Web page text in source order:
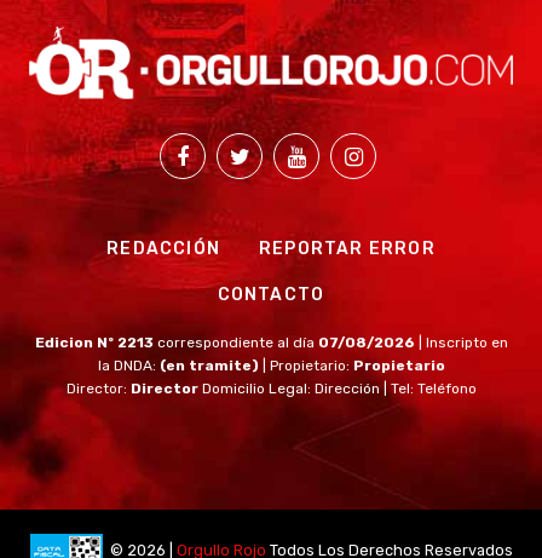
REDACCIÓN REPORTAR ERROR
CONTACTO
Edicion Nº 2213 correspondiente al día 07/08/2026
| Inscripto en
la DNDA: (en tramite) | Propietario: Propietario
Director: Director Domicilio Legal: Dirección | Tel: Teléfono
© 2026 | Orgullo Rojo Todos Los Derechos Reservados